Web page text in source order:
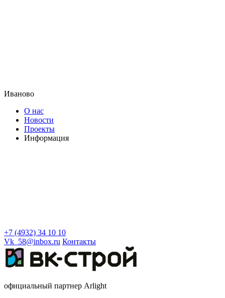
Иваново
О нас
Новости
Проекты
Информация
+7 (4932) 34 10 10
Vk_58@inbox.ru Контакты
официальный партнер Arlight